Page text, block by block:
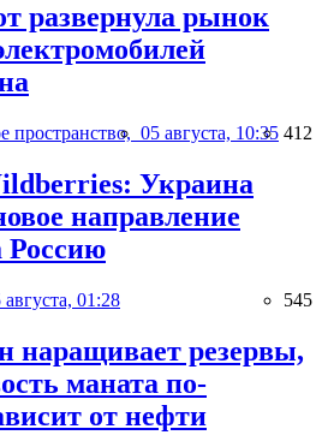
развернула рынок
пространство, 05 августа, 10:35 412
Украина
направление
Россию
августа, 01:28 545
наращивает резервы,
маната по-
от нефти